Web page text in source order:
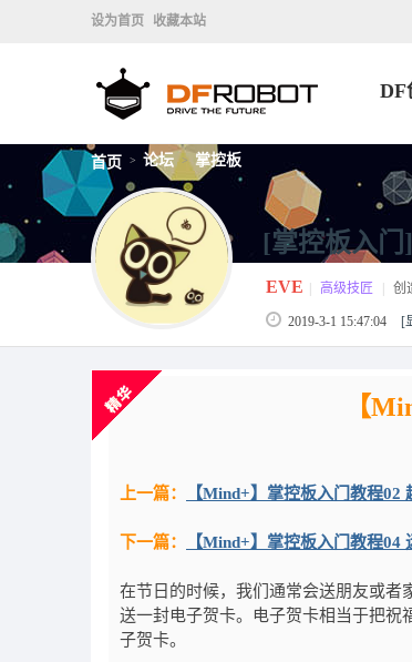
设为首页 收藏本站
DF
首页 > 论坛 > 掌控板
[掌控板入门]
EVE 高级技匠 创
2019-3-1 15:47:04 [
【
上一篇： 【Mind+】掌控板入门教程02
下一篇： 【Mind+】掌控板入门教程04
在节日的时候，我们通常会送朋友或者
送一封电子贺卡。电子贺卡相当于把祝
子贺卡。